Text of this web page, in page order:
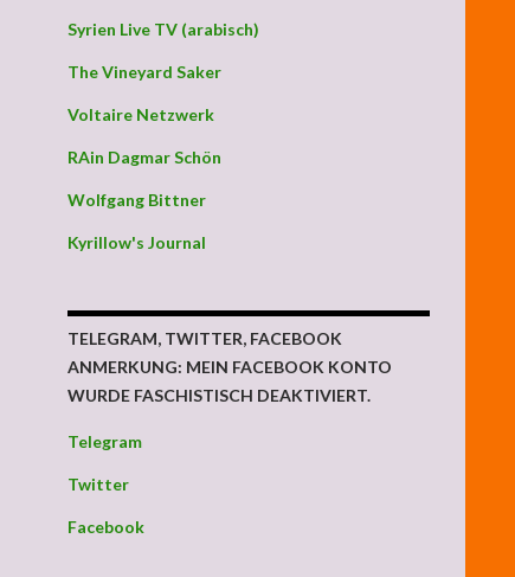
ausgesprochen
Syrien Live TV (arabisch)
The Vineyard Saker
Voltaire Netzwerk
RAin Dagmar Schön
Wolfgang Bittner
Kyrillow's Journal
TELEGRAM, TWITTER, FACEBOOK
ANMERKUNG: MEIN FACEBOOK KONTO
WURDE FASCHISTISCH DEAKTIVIERT.
Telegram
Twitter
Facebook